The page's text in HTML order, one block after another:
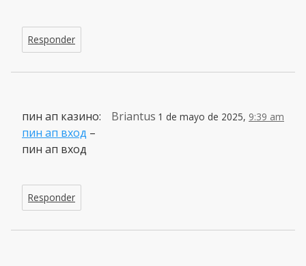
Responder
Briantus 1 de mayo de 2025, 9:39 am
пин ап казино:
пин ап вход –
пин ап вход
Responder